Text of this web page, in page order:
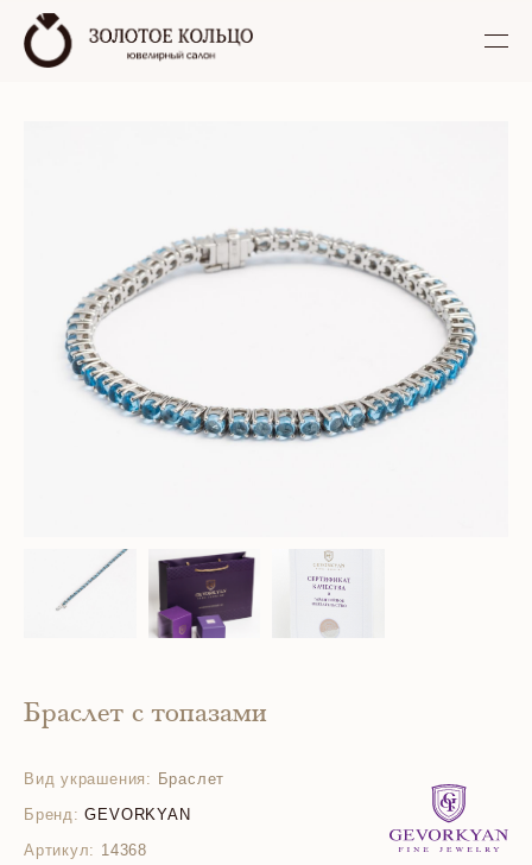
Браслет с топазами
Вид украшения: Браслет
Бренд: GEVORKYAN
Артикул: 14368